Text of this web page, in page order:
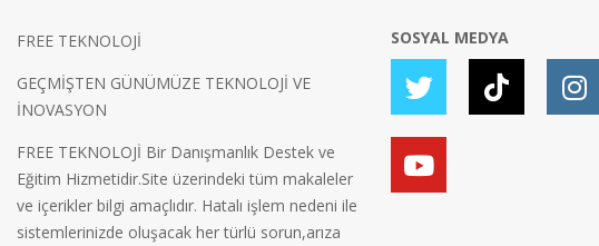
FREE TEKNOLOJİ
GEÇMİŞTEN GÜNÜMÜZE TEKNOLOJİ VE
İNOVASYON
FREE TEKNOLOJİ Bir Danışmanlık Destek ve
Eğitim Hizmetidir.Site üzerindeki tüm makaleler
ve içerikler bilgi amaçlıdır. Hatalı işlem nedeni ile
sistemlerinizde oluşacak her türlü sorun,arıza
SOSYAL MEDYA